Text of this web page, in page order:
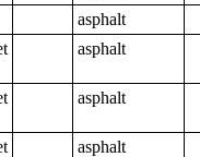
asphalt
asphalt
asphalt
asphalt